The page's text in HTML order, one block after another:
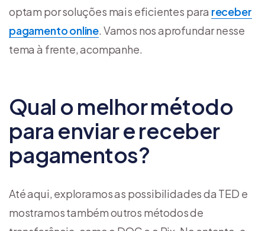
optam por soluções mais eficientes para receber
pagamento online. Vamos nos aprofundar nesse
tema à frente, acompanhe.
Qual o melhor método
para enviar e receber
pagamentos?
Até aqui, exploramos as possibilidades da TED e
mostramos também outros métodos de